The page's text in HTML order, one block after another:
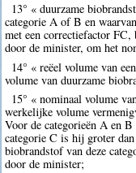
13° « duurzame
categorie A of B en
met een correctiefactor FC,
door de minister, om het
14° « reëel volume van
volume van duurzame
15° « nominaal volume
werkelijke volume
Voor de categorieën A en
categorie C is hij groter
biobrandstof van deze
door de minister;